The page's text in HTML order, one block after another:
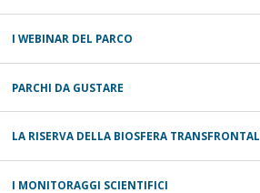
I WEBINAR DEL PARCO
PARCHI DA GUSTARE
LA RISERVA DELLA BIOSFERA
I MONITORAGGI SCIENTIFICI